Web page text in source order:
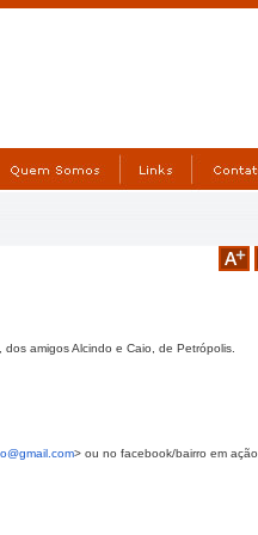
amigos Alcindo e Caio, de Petrópolis.
> ou no facebook/bairro em ação.